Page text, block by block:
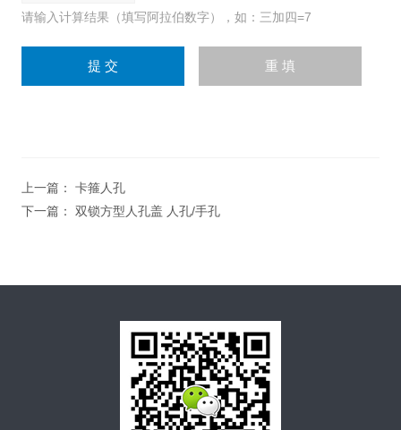
请输入计算结果（填写阿拉伯数字），如：三加四=7
上一篇： 卡箍人孔
下一篇： 双锁方型人孔盖 人孔/手孔